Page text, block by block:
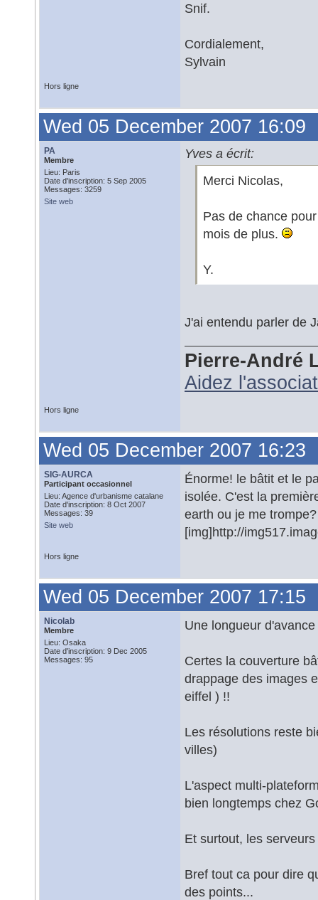
Snif.
Cordialement,
Sylvain
Hors ligne
Wed 05 December 2007 16:09
PA
Membre
Lieu: Paris
Date d'inscription: 5 Sep 2005
Messages: 3259
Site web
Yves a écrit:
Merci Nicolas,
Pas de chance
mois de plus.
Y.
J'ai entendu parler de
Pierre-André
Aidez
Hors ligne
Wed 05 December 2007 16:23
SIG-AURCA
Participant occasionnel
Lieu: Agence d'urbanisme catalane
Date d'inscription: 8 Oct 2007
Messages: 39
Site web
Énorme! le bâtit et le
isolée. C'est la
earth ou je me trompe?
[img]http://
Hors ligne
Wed 05 December 2007 17:15
Nicolab
Membre
Lieu: Osaka
Date d'inscription: 9 Dec 2005
Messages: 95
Une longueur
Certes la couverture
drappage des images
eiffel ) !!
Les résolutions reste
villes)
L'aspect multi-
bien longtemps chez
Et surtout, les
Bref tout ca pour dire
des points...